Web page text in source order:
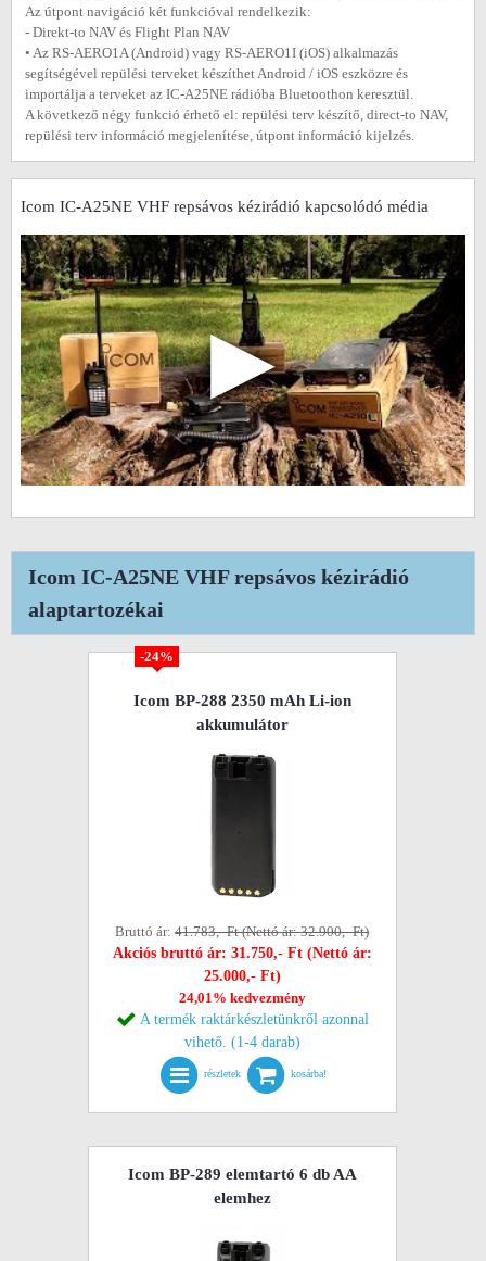
Az útpont navigáció két funkcióval rendelkezik:
- Direkt-to NAV és Flight Plan NAV
• Az RS-AERO1A (Android) vagy RS-AERO1I (iOS) alkalmazás
segítségével repülési terveket készíthet Android / iOS eszközre és
importálja a terveket az IC-A25NE rádióba Bluetoothon keresztül.
A következő négy funkció érhető el: repülési terv készítő, direct-to NAV,
repülési terv információ megjelenítése, útpont információ kijelzés.
Icom IC-A25NE VHF repsávos kézirádió kapcsolódó média
▶
Icom IC-A25NE VHF repsávos kézirádió
alaptartozékai
-24%
Icom BP-288 2350 mAh Li-ion
akkumulátor
Bruttó ár:41.783,- Ft (Nettó ár: 32.900,- Ft)
Akciós bruttó ár: 31.750,- Ft (Nettó ár:
25.000,- Ft)
24,01% kedvezmény
A termék raktárkészletünkről azonnal
vihető. (1-4 darab)
részletek kosárba!
Icom BP-289 elemtartó 6 db AA
elemhez